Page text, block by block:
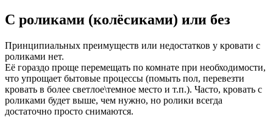
С роликами (колёсиками) или без
Принципиальных преимуществ или недостатков у кровати с
роликами нет.
Её гораздо проще перемещать по комнате при необходимости,
что упрощает бытовые процессы (помыть пол, перевезти
кровать в более светлое\темное место и т.п.). Часто, кровать с
роликами будет выше, чем нужно, но ролики всегда
достаточно просто снимаются.